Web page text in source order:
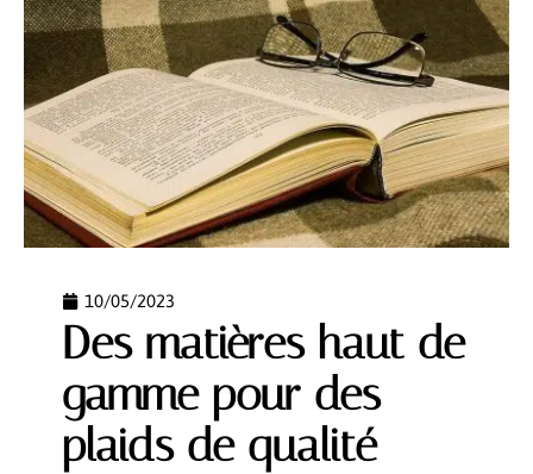
10/05/2023
Des matières haut de
gamme pour des
plaids de qualité